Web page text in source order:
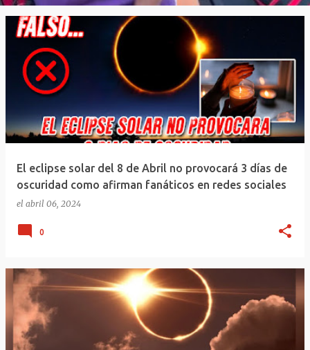
El eclipse solar del 8 de Abril no provocará 3 días de
oscuridad como afirman fanáticos en redes sociales
el abril 06, 2024
0